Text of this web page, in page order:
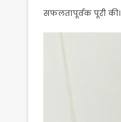
सफलतापूर्वक पूरी की।